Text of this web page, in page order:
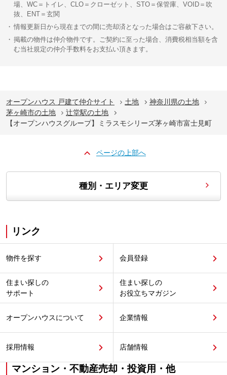
場、WC＝トイレ、CLO＝クローゼット、STO＝保管庫、VOID＝吹
抜、ENT＝玄関
情報更新日から現在までの間に売却済となった場合はご容赦下さい。
掲載の物件は仲介物件です。ご契約に至った場合、消費税相当額を含
む当社規定の仲介手数料をお支払い頂きます。
オープンハウス 戸建て仲介サイト 土地
神奈川県の土地
茅ヶ崎市の土地
辻堂駅の土地
【オープンハウスグループ】ミラスモシリーズ茅ヶ崎市富士見町
ページの上部へ
種別・エリア変更
リンク
物件を探す 会員登録
住まい探しの
サポート
住まい探しの
お役立ちマガジン
オープンハウスについて 企業情報
採用情報 店舗情報
マンション・不動産売却・投資用・他